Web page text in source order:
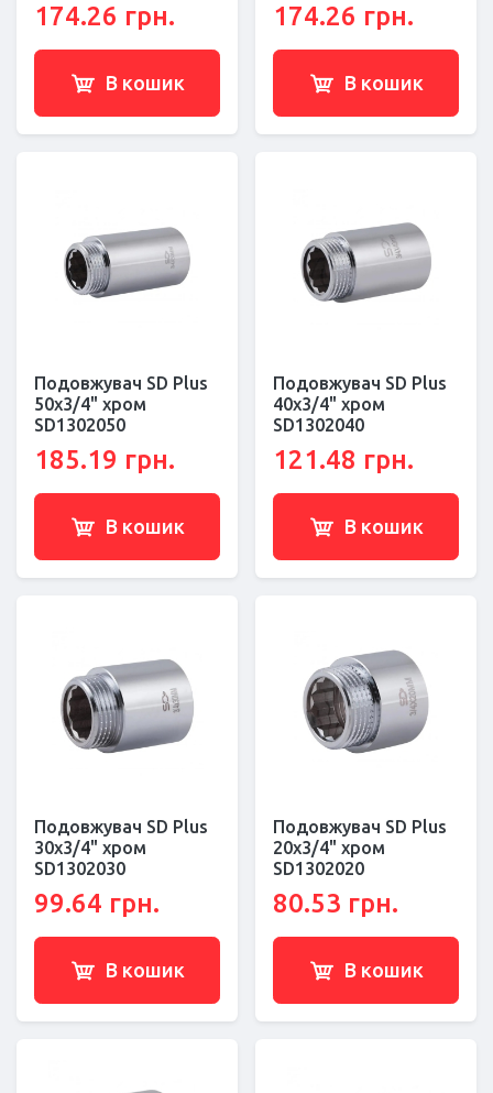
174.26 грн.
В кошик
174.26 грн.
В кошик
Подовжувач SD Plus
50х3/4" хром
SD1302050
185.19 грн.
В кошик
Подовжувач SD Plus
40х3/4" хром
SD1302040
121.48 грн.
В кошик
Подовжувач SD Plus
30х3/4" хром
SD1302030
99.64 грн.
В кошик
Подовжувач SD Plus
20х3/4" хром
SD1302020
80.53 грн.
В кошик